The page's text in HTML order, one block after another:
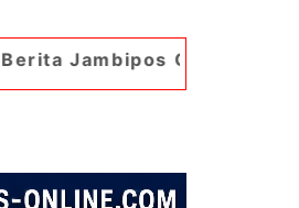
Online. Portal Berita